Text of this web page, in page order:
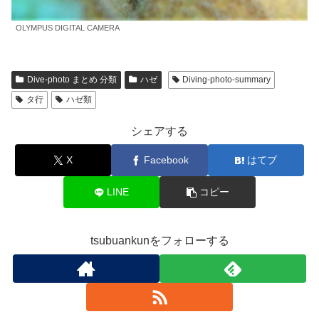
OLYMPUS DIGITAL CAMERA
Dive-photo まとめ 分類 ハゼ
Diving-photo-summary
タ行
ハゼ類
シェアする
X Facebook はてブ
LINE コピー
tsubuankunをフォローする